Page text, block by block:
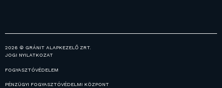
2026 © GRÁNIT ALAPKEZELŐ ZRT.
JOGI NYILATKOZAT
FOGYASZTÓVÉDELEM
PÉNZÜGYI FOGYASZTÓVÉDELMI KÖZPONT